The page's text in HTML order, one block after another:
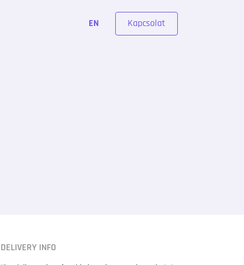
EN Kapcsolat
DELIVERY INFO